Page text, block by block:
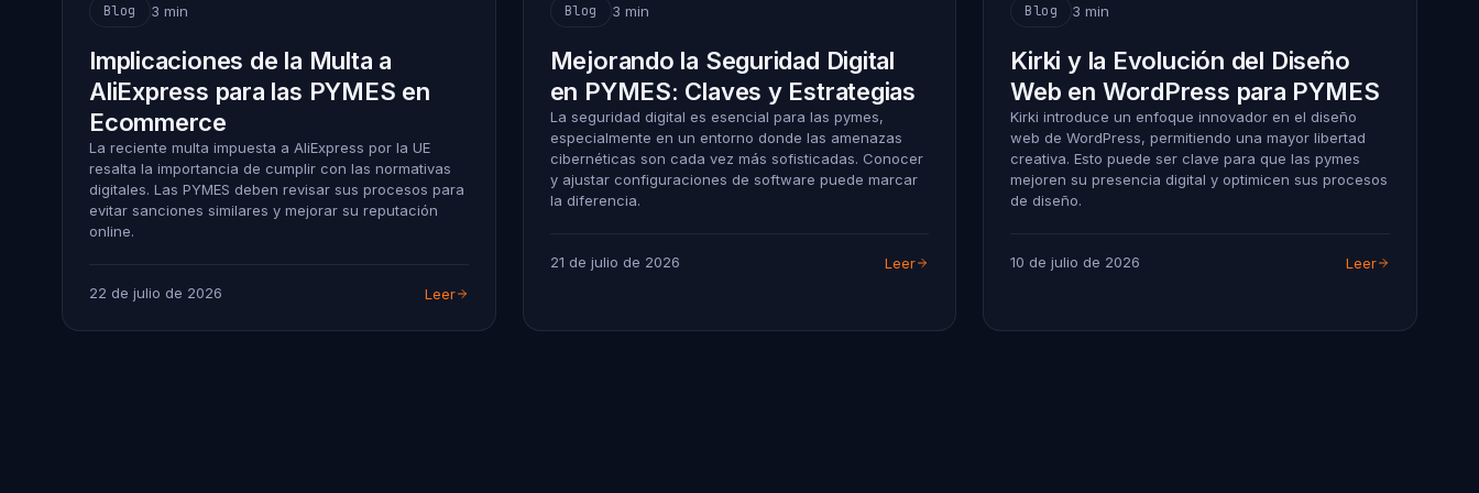
Blog 3 min
Implicaciones de la Multa a
AliExpress para las PYMES en
Ecommerce
La reciente multa impuesta a AliExpress por la UE
resalta la importancia de cumplir con las normativas
digitales. Las PYMES deben revisar sus procesos para
evitar sanciones similares y mejorar su reputación
online.
22 de julio de 2026 Leer
Blog 3 min
Mejorando la Seguridad Digital
en PYMES: Claves y Estrategias
La seguridad digital es esencial para las pymes,
especialmente en un entorno donde las amenazas
cibernéticas son cada vez más sofisticadas. Conocer
y ajustar configuraciones de software puede marcar
la diferencia.
21 de julio de 2026 Leer
Blog 3 min
Kirki y la Evolución del Diseño
Web en WordPress para PYMES
Kirki introduce un enfoque innovador en el diseño
web de WordPress, permitiendo una mayor libertad
creativa. Esto puede ser clave para que las pymes
mejoren su presencia digital y optimicen sus procesos
de diseño.
10 de julio de 2026 Leer